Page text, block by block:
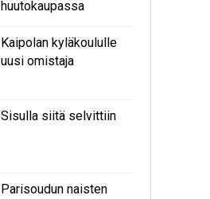
huutokaupassa
Kaipolan kyläkoululle
uusi omistaja
Sisulla siitä selvittiin
Parisoudun naisten